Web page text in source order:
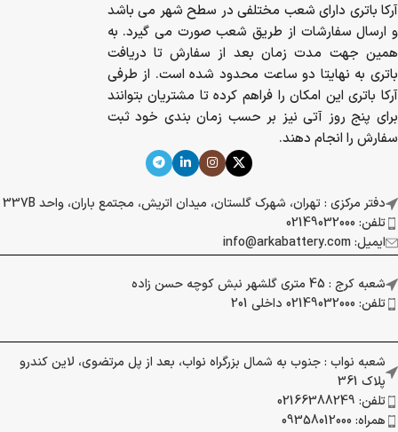
آرکا باتری دارای شعب مختلفی در سطح شهر می باشد
و ارسال سفارشات از طریق شعب صورت می گیرد. به
همین جهت مدت زمان بعد از سفارش تا دریافت
باتری به نهایتا دو ساعت محدود شده است. از طرفی
آرکا باتری این امکان را فراهم کرده تا مشتریان بتوانند
برای پنج روز آتی نیز بر حسب زمان بندی خود ثبت
سفارش را انجام دهند.
دفتر مرکزی : تهران، شهرک گلستان، میدان اتریش، مجتمع باران، واحد 337B
تلفن: 02149032000
ایمیل: info@arkabattery.com
شعبه کرج : 45 متری گلشهر نبش کوچه حسن زاده
تلفن: 02149032000 داخلی 201
شعبه نواب : جنوب به شمال بزرگراه نواب، بعد از پل مرتضوی، لاین کندرو
پلاک 361
تلفن: 02166388249
همراه: 09358012000